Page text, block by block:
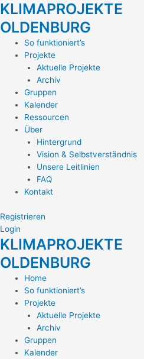
Zum
springen
KLIMAPROJEKTE
OLDENBURG
Main
Menu
So funktioniert’s
Projekte
Aktuelle Projekte
Archiv
Gruppen
Kalender
Ressourcen
Über
Hintergrund
Vision & Selbstverständnis
Unsere Leitlinien
FAQ
Kontakt
Registrieren
Login
KLIMAPROJEKTE
OLDENBURG
Home
So funktioniert’s
Projekte
Aktuelle Projekte
Archiv
Gruppen
Kalender